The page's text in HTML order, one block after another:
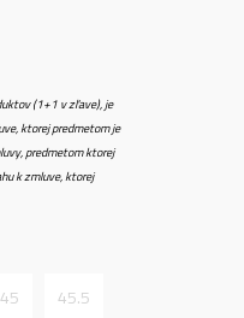
(1+1 v zľave), je
ktorej predmetom je
predmetom ktorej
k zmluve, ktorej
45 45.5